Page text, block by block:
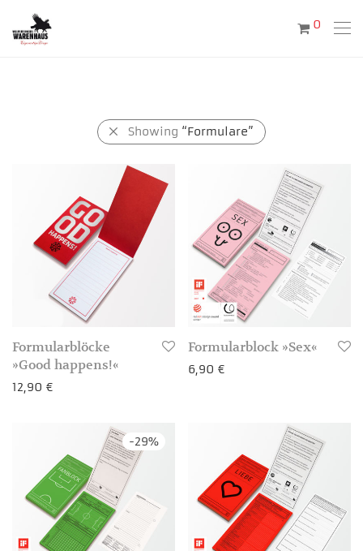
0
Showing “Formulare”
Formularblöcke
»Good happens!«
12,90 €
3-4 Werktage
Formularblock »Sex«
6,90 €
3-4 Werktage
-29%